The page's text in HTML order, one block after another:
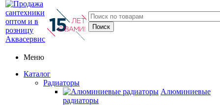
Меню
Каталог
Радиаторы
Алюминиевые
радиаторы